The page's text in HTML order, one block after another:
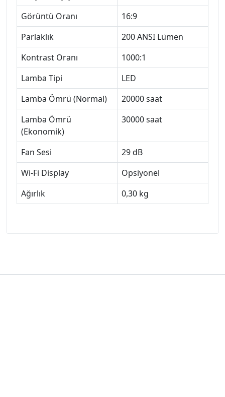
Görüntü Oranı
16:9
Parlaklık
200 ANSI Lümen
Kontrast Oranı
1000:1
Lamba Tipi
LED
Lamba Ömrü (Normal)
20000 saat
Lamba Ömrü
(Ekonomik)
30000 saat
Fan Sesi
29 dB
Wi-Fi Display
Opsiyonel
Ağırlık
0,30 kg